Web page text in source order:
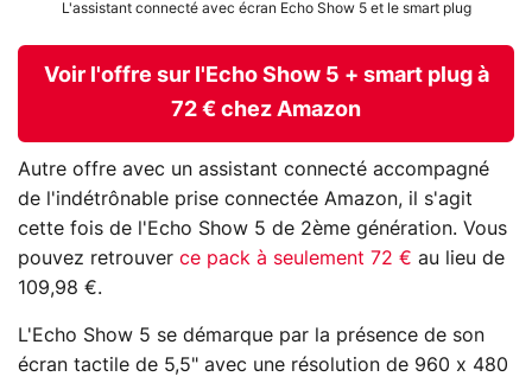
L'assistant connecté avec écran Echo Show 5 et le smart plug
Voir l'offre sur l'Echo Show 5 + smart plug à
72 € chez Amazon
Autre offre avec un assistant connecté accompagné
de l'indétrônable prise connectée Amazon, il s'agit
cette fois de l'Echo Show 5 de 2ème génération. Vous
pouvez retrouver ce pack à seulement 72 € au lieu de
109,98 €.
L'Echo Show 5 se démarque par la présence de son
écran tactile de 5,5" avec une résolution de 960 x 480